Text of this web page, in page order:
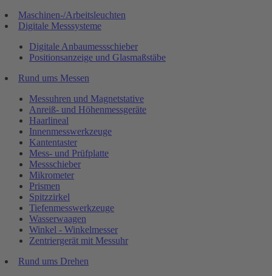
Maschinen-/Arbeitsleuchten
Digitale Messsysteme
Digitale Anbaumessschieber
Positionsanzeige und Glasmaßstäbe
Rund ums Messen
Messuhren und Magnetstative
Anreiß- und Höhenmessgeräte
Haarlineal
Innenmesswerkzeuge
Kantentaster
Mess- und Prüfplatte
Messschieber
Mikrometer
Prismen
Spitzzirkel
Tiefenmesswerkzeuge
Wasserwaagen
Winkel - Winkelmesser
Zentriergerät mit Messuhr
Rund ums Drehen